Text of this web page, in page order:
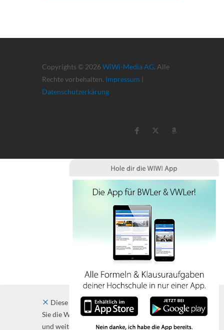
Copyrights © 2026 WiWi-Media AG. Alle
Rechte vorbehalten. Impressum |
Datenschutzerkärung
Diese Website verwendet Cookies. Indem
Sie die Website und ihre Angebote nutzen
und weiter navigieren, akzeptieren Sie diese